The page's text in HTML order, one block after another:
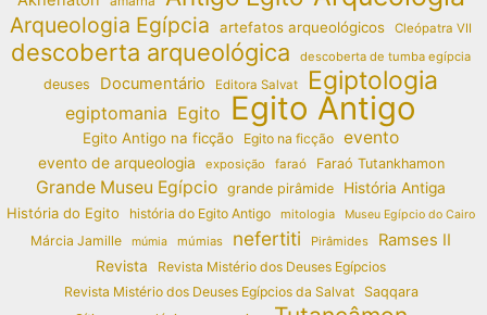
Arqueologia Egípcia artefatos arqueológicos Cleópatra VII
descoberta arqueológica descoberta de tumba egípcia
deuses Documentário Editora Salvat Egiptologia
egiptomania Egito Egito Antigo
Egito Antigo na ficção Egito na ficção evento
evento de arqueologia exposição faraó Faraó Tutankhamon
Grande Museu Egípcio grande pirâmide
História Antiga
História do Egito
história do Egito Antigo mitologia Museu Egípcio do Cairo
Márcia Jamille múmia múmias nefertiti Pirâmides Ramses II
Revista
Revista Mistério dos Deuses Egípcios
Revista Mistério dos Deuses Egípcios da Salvat
Saqqara